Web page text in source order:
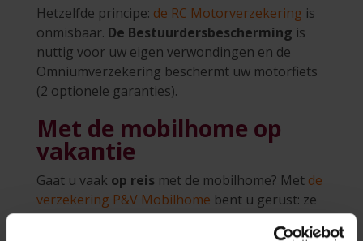
Hetzelfde principe: de RC Motorverzekering is
onmisbaar. De Bestuurdersbescherming is
nuttig voor uw eigen verwondingen en de
Omniumverzekering beschermt uw motorfiets
(2 optionele garanties).
Met de mobilhome op
vakantie
Gaat u vaak op reis met de mobilhome? Met de
verzekering P&V Mobilhome bent u gerust: ze
dekt uw aansprakelijkheid, de passagiers, het